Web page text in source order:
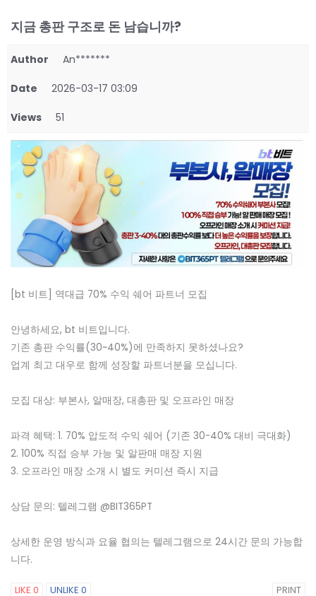
지금 총판 구조로 돈 남습니까?
Author An*******
Date 2026-03-17 03:09
Views 51
[bt 비트] 역대급 70% 수익 쉐어 파트너 모집
안녕하세요, bt 비트입니다.
기존 총판 수익률(30~40%)에 만족하지 못하셨나요?
업계 최고 대우로 함께 성장할 파트너분을 모십니다.
모집 대상: 부본사, 알매장, 대총판 및 오프라인 매장
파격 혜택: 1. 70% 압도적 수익 쉐어 (기존 30-40% 대비 극대화)
2. 100% 직접 승부 가능 및 알판매 매장 지원
3. 오프라인 매장 소개 시 별도 커미션 즉시 지급
상담 문의: 텔레그램 @BIT365PT
상세한 운영 방식과 요율 협의는 텔레그램으로 24시간 문의 가능합
니다.
LIKE 0 UNLIKE 0 PRINT